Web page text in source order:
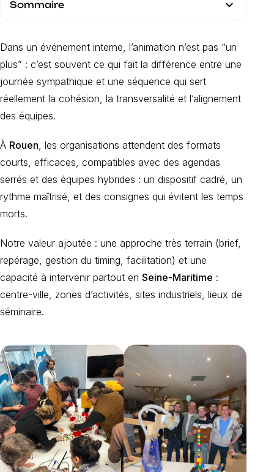
Sommaire expand_more
Dans un événement interne, l’animation n’est pas “un
plus” : c’est souvent ce qui fait la différence entre une
journée sympathique et une séquence qui sert
réellement la cohésion, la transversalité et l’alignement
des équipes.
À Rouen , les organisations attendent des formats
courts, efficaces, compatibles avec des agendas
serrés et des équipes hybrides : un dispositif cadré, un
rythme maîtrisé, et des consignes qui évitent les temps
morts.
Notre valeur ajoutée : une approche très terrain (brief,
repérage, gestion du timing, facilitation) et une
capacité à intervenir partout en Seine-Maritime :
centre-ville, zones d’activités, sites industriels, lieux de
séminaire.